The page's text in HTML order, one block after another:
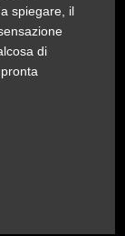
spiegare, il
di